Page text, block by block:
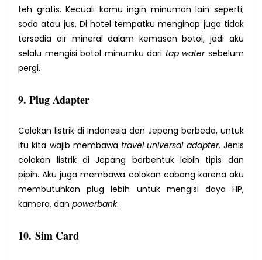
teh gratis. Kecuali kamu ingin minuman lain seperti;
soda atau jus. Di hotel tempatku menginap juga tidak
tersedia air mineral dalam kemasan botol, jadi aku
selalu mengisi botol minumku dari tap watersebelum
pergi.
9. Plug Adapter
Colokan listrik di Indonesia dan Jepang berbeda, untuk
itu kita wajib membawa travel universal adapter. Jenis
colokan listrik di Jepang berbentuk lebih tipis dan
pipih.Aku juga membawa colokan cabang karena aku
membutuhkan plug lebih untuk mengisi daya HP,
kamera, danpowerbank.
10. Sim Card